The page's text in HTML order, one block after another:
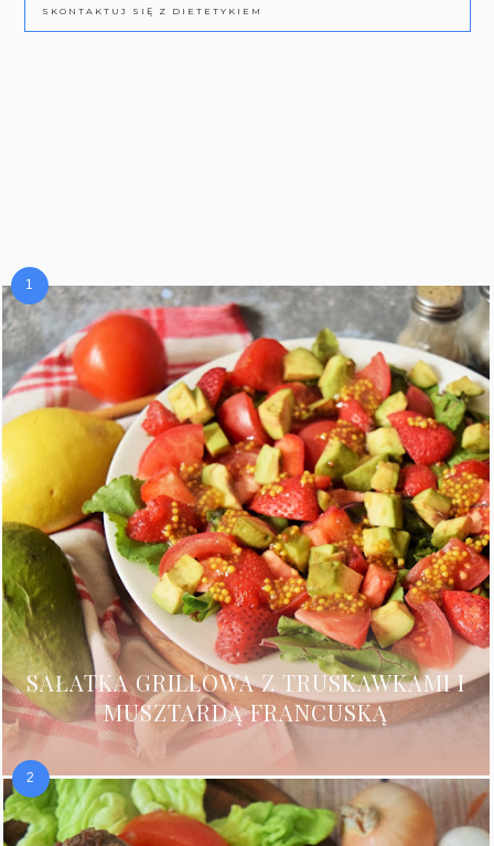
SKONTAKTUJ SIĘ Z DIETETYKIEM
SAŁATKA GRILLOWA Z TRUSKAWKAMI I
MUSZTARDĄ FRANCUSKĄ